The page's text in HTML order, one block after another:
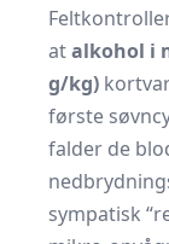
atalkohol i
g/kg)
første
falder de
sympatisk